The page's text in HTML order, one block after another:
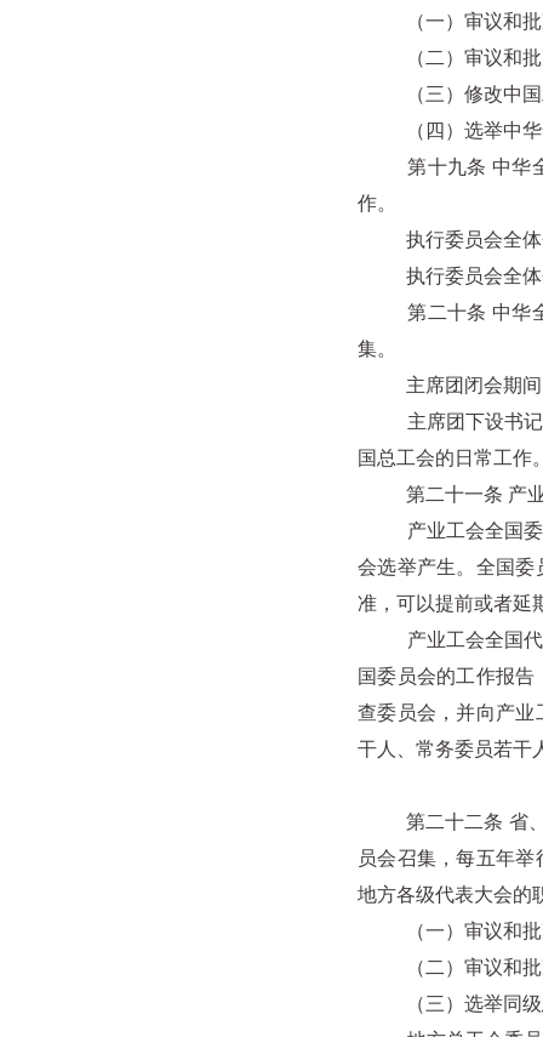
（一）审议和批准
（二）审议和批准
（三）修改中国
（四）选举中华全
第十九条 中华全
作。
执行委员会全体会
执行委员会全体会
第二十条 中华全
集。
主席团闭会期间，
主席团下设书记处
国总工会的日常工作
第二十一条 产业
产业工会全国委员
会选举产生。全国委
准，可以提前或者延
产业工会全国代表
国委员会的工作报
查委员会，并向产业
干人、常务委员若干
第二十二条 省、自
员会召集，每五年
地方各级代表大会的
（一）审议和批
（二）审议和批准
（三）选举同级